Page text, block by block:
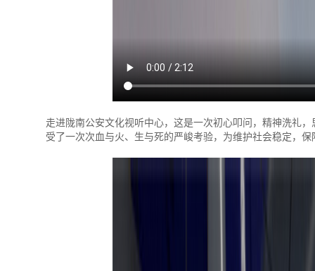
走进陇南公安文化视听中心，这是一次初心叩问，精神洗礼
受了一次次血与火、生与死的严峻考验，为维护社会稳定，